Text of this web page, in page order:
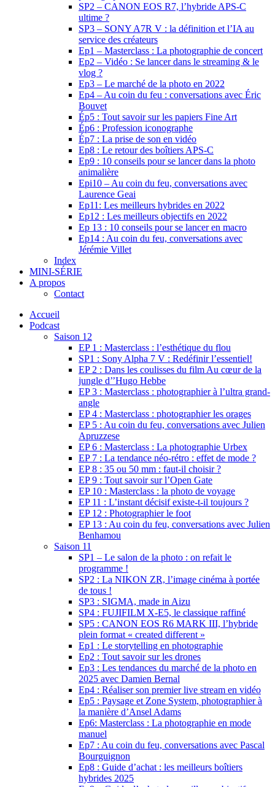
SP2 – CANON EOS R7, l’hybride APS-C
ultime ?
SP3 – SONY A7R V : la définition et l’IA au
service des créateurs
Ep1 – Masterclass : La photographie de concert
Ep2 – Vidéo : Se lancer dans le streaming & le
vlog ?
Ep3 – Le marché de la photo en 2022
Ep4 – Au coin du feu : conversations avec Éric
Bouvet
Ép5 : Tout savoir sur les papiers Fine Art
Ép6 : Profession iconographe
Ép7 : La prise de son en vidéo
Ep8 : Le retour des boîtiers APS-C
Ep9 : 10 conseils pour se lancer dans la photo
animalière
Epi10 – Au coin du feu, conversations avec
Laurence Geai
Ep11: Les meilleurs hybrides en 2022
Ep12 : Les meilleurs objectifs en 2022
Ep 13 : 10 conseils pour se lancer en macro
Ep14 : Au coin du feu, conversations avec
Jérémie Villet
Index
MINI-SÉRIE
A propos
Contact
Accueil
Podcast
Saison 12
EP 1 : Masterclass : l’esthétique du flou
SP1 : Sony Alpha 7 V : Redéfinir l’essentiel!
EP 2 : Dans les coulisses du film Au cœur de la
jungle d’’Hugo Hebbe
EP 3 : Masterclass : photographier à l’ultra grand-
angle
EP 4 : Masterclass : photographier les orages
EP 5 : Au coin du feu, conversations avec Julien
Apruzzese
EP 6 : Masterclass : La photographie Urbex
EP 7 : La tendance néo-rétro : effet de mode ?
EP 8 : 35 ou 50 mm : faut-il choisir ?
EP 9 : Tout savoir sur l’Open Gate
EP 10 : Masterclass : la photo de voyage
EP 11 : L’instant décisif existe-t-il toujours ?
EP 12 : Photographier le foot
EP 13 : Au coin du feu, conversations avec Julien
Benhamou
Saison 11
SP1 – Le salon de la photo : on refait le
programme !
SP2 : La NIKON ZR, l’image cinéma à portée
de tous !
SP3 : SIGMA, made in Aizu
SP4 : FUJIFILM X-E5, le classique raffiné
SP5 : CANON EOS R6 MARK III, l’hybride
plein format « created different »
Ep1 : Le storytelling en photographie
Ep2 : Tout savoir sur les drones
Ep3 : Les tendances du marché de la photo en
2025 avec Damien Bernal
Ep4 : Réaliser son premier live stream en vidéo
Ep5 : Paysage et Zone System, photographier à
la manière d’Ansel Adams
Ep6: Masterclass : La photographie en mode
manuel
Ep7 : Au coin du feu, conversations avec Pascal
Bourguignon
Ep8 : Guide d’achat : les meilleurs boîtiers
hybrides 2025